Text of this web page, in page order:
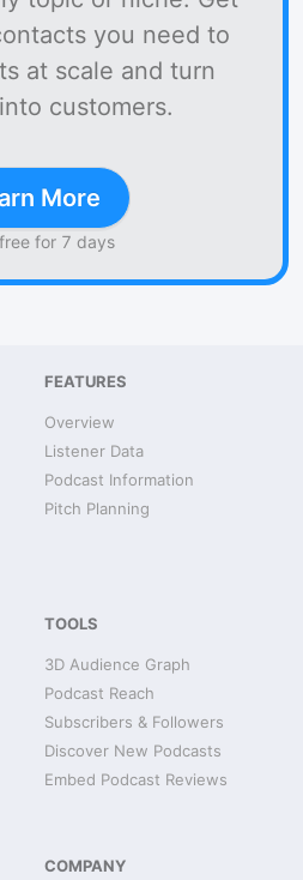
you need to
at scale and turn
customers.
More
for 7 days
FEATURES
Overview
Listener Data
Podcast Information
Pitch Planning
TOOLS
3D Audience Graph
Podcast Reach
Subscribers & Followers
Discover New Podcasts
Embed Podcast Reviews
COMPANY